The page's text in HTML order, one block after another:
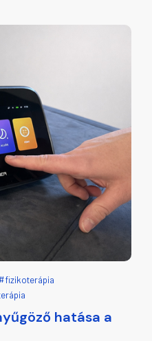
fizikoterápia
hatása a